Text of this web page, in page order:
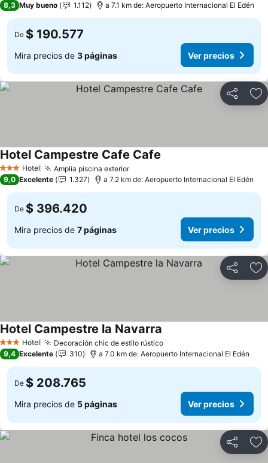
8,3 Muy bueno 1.112 a 7.1 km de: Aeropuerto Internacional El Edén
De $ 190.577
Mira precios de 3 páginas Ver precios
Compartir
3 Estrellas
Hotel Amplia piscina exterior
Hotel Campestre Cafe Cafe
9,0 Excelente 1.327 a 7.2 km de: Aeropuerto Internacional El Edén
De $ 396.420
Mira precios de 7 páginas Ver precios
Compartir
3 Estrellas
Hotel Decoración chic de estilo rústico
Hotel Campestre la Navarra
9,4 Excelente 310 a 7.0 km de: Aeropuerto Internacional El Edén
De $ 208.765
Mira precios de 5 páginas Ver precios
Compartir